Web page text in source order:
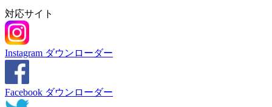
対応サイト
Instagram ダウンローダー
Facebook ダウンローダー